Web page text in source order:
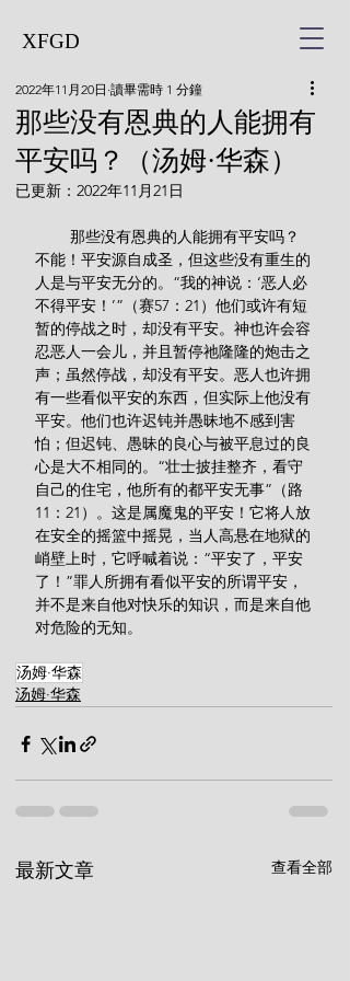
XFGD
那些没有恩典的人能拥有
平安吗？（汤姆·华森）
2022年11月20日 讀畢需時 1 分鐘
已更新： 2022年11月21日
不能！平安源自成圣，但这些没有重生的
人是与平安无分的。“我的神说：‘恶人必
不得平安！’”（赛57：21）他们或许有短
暂的停战之时，却没有平安。神也许会容
忍恶人一会儿，并且暂停祂隆隆的炮击之
声；虽然停战，却没有平安。恶人也许拥
有一些看似平安的东西，但实际上他没有
平安。他们也许迟钝并愚昧地不感到害
怕；但迟钝、愚昧的良心与被平息过的良
心是大不相同的。“壮士披挂整齐，看守
自己的住宅，他所有的都平安无事”（路
11：21）。这是属魔鬼的平安！它将人放
在安全的摇篮中摇晃，当人高悬在地狱的
峭壁上时，它呼喊着说：“平安了，平安
了！”罪人所拥有看似平安的所谓平安，
并不是来自他对快乐的知识，而是来自他
对危险的无知。
汤姆·华森
汤姆·华森
最新文章 查看全部